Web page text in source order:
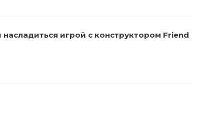
игрой с конструктором Friend